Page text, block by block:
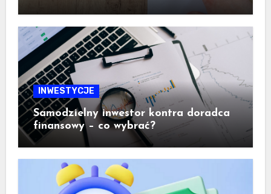
INWESTYCJE
Samodzielny inwestor kontra doradca
finansowy – co wybrać?